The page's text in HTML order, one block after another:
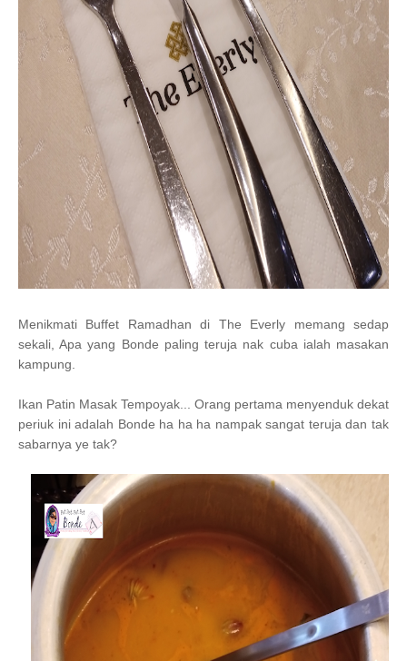
Menikmati Buffet Ramadhan di The Everly memang sedap
sekali, Apa yang Bonde paling teruja nak cuba ialah masakan
kampung.
Ikan Patin Masak Tempoyak... Orang pertama menyenduk dekat
periuk ini adalah Bonde ha ha ha nampak sangat teruja dan tak
sabarnya ye tak?